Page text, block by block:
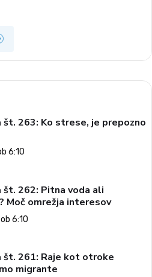
št. 263: Ko strese, je prepozno
6:10
št. 262: Pitna voda ali
Moč omrežja interesov
6:10
št. 261: Raje kot otroke
migrante